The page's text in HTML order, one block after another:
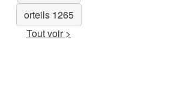
orteils 1265
Tout voir >